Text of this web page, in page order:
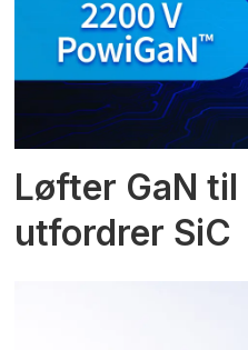
Løfter GaN
utfordrer SiC